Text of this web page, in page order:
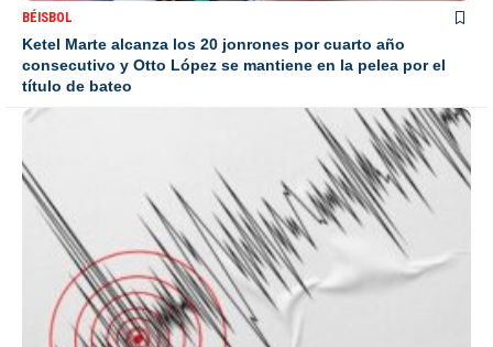
BÉISBOL
Ketel Marte alcanza los 20 jonrones por cuarto año
consecutivo y Otto López se mantiene en la pelea por el
título de bateo